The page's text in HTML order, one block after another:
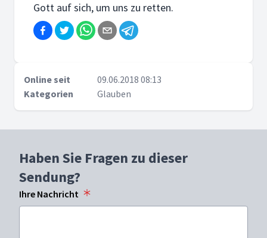
Gott auf sich, um uns zu retten.
Online seit
09.06.2018 08:13
Kategorien
Glauben
Haben Sie Fragen zu dieser
Sendung?
Ihre Nachricht